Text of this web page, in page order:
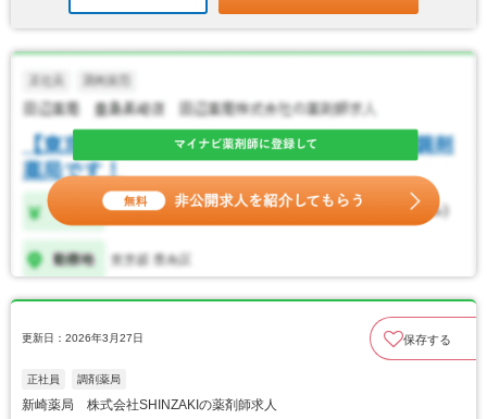
更新日：2026年3月27日 保存する
正社員 調剤薬局
新崎薬局 株式会社SHINZAKIの薬剤師求人